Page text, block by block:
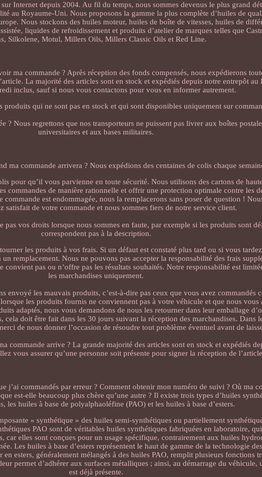
Internet depuis 2004. Au fil du temps, nous sommes devenus le plus grand
au Royaume-Uni. Nous proposons la gamme la plus complète d’huiles de
Nous stockons des huiles moteur, huiles de boîte de vitesses, huiles de
liquides de refroidissement et produits d’atelier de marques telles que
Silkolene, Motul, Millers Oils, Millers Classic Oils et Red Line.
ma commande ? Après réception des fonds compensés, nous expédierons
La majorité des articles sont en stock et expédiés depuis notre entrepôt
inclus, sauf si nous vous contactons pour vous en informer autrement.
produits qui ne sont pas en stock et qui sont disponibles uniquement sur
? Nous regrettons que nos transporteurs ne puissent pas livrer aux boîtes
universitaires et aux bases militaires.
ma commande arrivera ? Nous expédions des centaines de colis chaque
pour qu’il vous parvienne en toute sécurité. Nous utilisons des cartons de
commandes de manière rationnelle et offrir une protection optimale contre les
commande est endommagée, nous la remplacerons sans poser de question !
satisfait de votre commande et nous sommes fiers de notre service client.
pas vos droits lorsque nous sommes en faute, par exemple si les produits sont
correspondent pas à la description.
les produits à vos frais. Si un défaut est constaté plus tard ou si vous
remplacement. Nous ne pouvons pas accepter la responsabilité des frais
convient pas ou n’offre pas les résultats souhaités. Notre responsabilité est
les marchandises uniquement.
envoyé les mauvais produits, c’est-à-dire pas ceux que vous avez commandés
les produits fournis ne conviennent pas à votre véhicule et que nous vous
adaptés, nous vous demandons de nous les retourner dans leur emballage
cela doit être fait dans les 30 jours suivant la réception des marchandises. Dans
de nous donner l’occasion de résoudre tout problème éventuel avant de
commande arrive ? La grande majorité des articles sont en stock et expédiés
vous assurer qu’une personne soit présente pour signer la réception de
j’ai commandés par erreur ? Comment obtenir mon numéro de suivi ? Où ma
est-elle beaucoup plus chère qu’une autre ? Il existe trois types d’huiles
les huiles à base de polyalphaoléfine (PAO) et les huiles à base d’esters.
« synthétique » des huiles semi-synthétiques ou partiellement
PAO sont de véritables huiles synthétiques fabriquées en laboratoire,
car elles sont conçues pour un usage spécifique, contrairement aux huiles
Les huiles à base d’esters représentent le haut de gamme de la technologie
esters, généralement mélangés à des huiles PAO, remplit plusieurs fonctions
permet d’adhérer aux surfaces métalliques ; ainsi, au démarrage du véhicule,
est déjà présente.